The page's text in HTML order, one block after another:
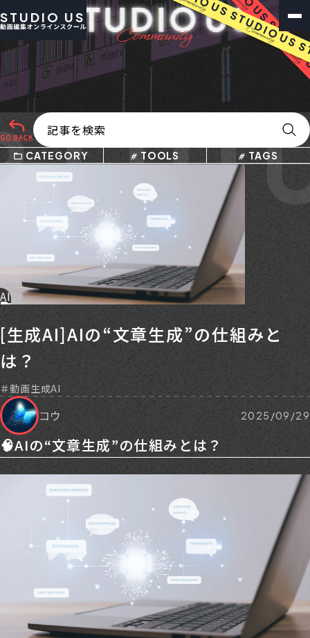
STUDIO US
CATEGORY TOOLS TAGS
AI
[生成AI]AIの“文章生成”の仕組みと
は？
動画生成AI
コウ 2025/09/29
🧠AIの“文章生成”の仕組みとは？